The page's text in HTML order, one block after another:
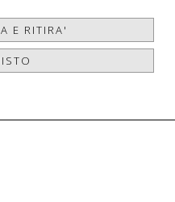
E RITIRA'